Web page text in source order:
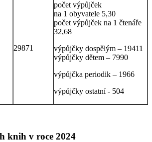
29871
počet výpůjček
na 1 obyvatele 5,30
počet výpůjček na 1 čtenáře
32,68
výpůjčky dospělým – 19411
výpůjčky dětem – 7990
výpůjčka periodik – 1966
výpůjčky ostatní - 504
knih v roce 2024